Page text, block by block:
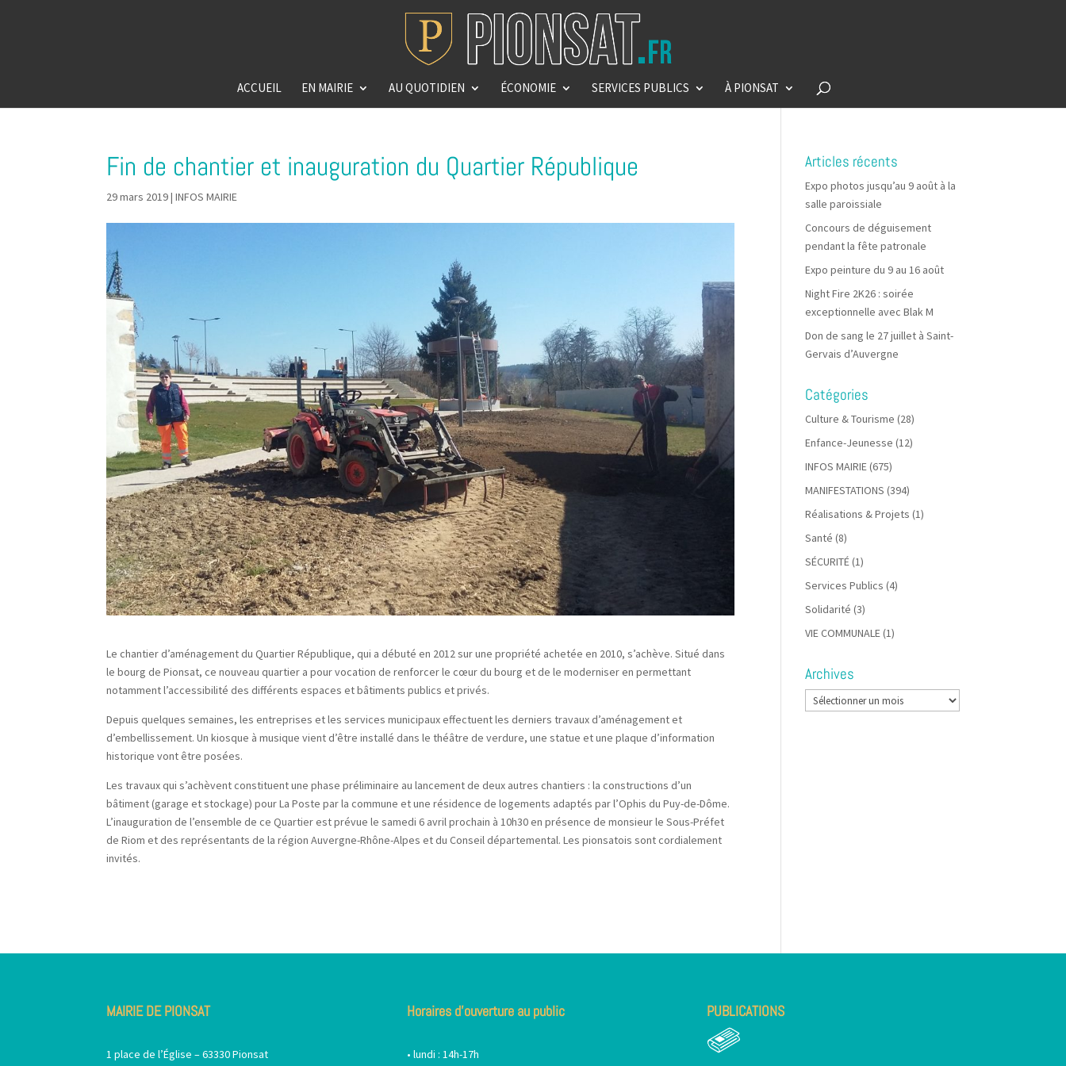
ACCUEIL EN MAIRIE AU QUOTIDIEN ÉCONOMIE SERVICES PUBLICS À PIONSAT
Fin de chantier et inauguration du Quartier République
29 mars 2019|INFOS MAIRIE
Le chantier d’aménagement du Quartier République, qui a débuté en 2012 sur une propriété achetée en 2010, s’achève. Situé dans
le bourg de Pionsat, ce nouveau quartier a pour vocation de renforcer le cœur du bourg et de le moderniser en permettant
notamment l’accessibilité des différents espaces et bâtiments publics et privés.
Depuis quelques semaines, les entreprises et les services municipaux effectuent les derniers travaux d’aménagement et
d’embellissement. Un kiosque à musique vient d’être installé dans le théâtre de verdure, une statue et une plaque d’information
historique vont être posées.
Les travaux qui s’achèvent constituent une phase préliminaire au lancement de deux autres chantiers : la constructions d’un
bâtiment (garage et stockage) pour La Poste par la commune et une résidence de logements adaptés par l’Ophis du Puy-de-Dôme.
L’inauguration de l’ensemble de ce Quartier est prévue le samedi 6 avril prochain à 10h30 en présence de monsieur le Sous-Préfet
de Riom et des représentants de la région Auvergne-Rhône-Alpes et du Conseil départemental. Les pionsatois sont cordialement
invités.
Articles récents
Expo photos jusqu’au 9 août à la
salle paroissiale
Concours de déguisement
pendant la fête patronale
Expo peinture du 9 au 16 août
Night Fire 2K26 : soirée
exceptionnelle avec Blak M
Don de sang le 27 juillet à Saint-
Gervais d’Auvergne
Catégories
Culture & Tourisme (28)
Enfance-Jeunesse (12)
INFOS MAIRIE(675)
MANIFESTATIONS (394)
Réalisations & Projets (1)
Santé (8)
SÉCURITÉ(1)
Services Publics (4)
Solidarité (3)
VIE COMMUNALE(1)
Archives
Archives
MAIRIE DE PIONSAT
1 place de l’Église – 63330 Pionsat
Horaires d’ouverture au public
• lundi : 14h-17h
PUBLICATIONS